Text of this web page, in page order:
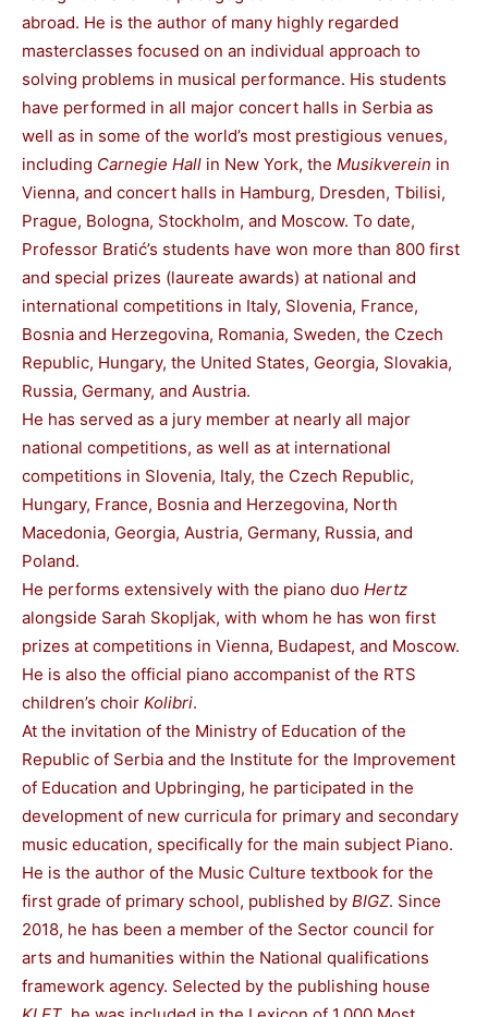
abroad. He is the author of many highly regarded
masterclasses focused on an individual approach to
solving problems in musical performance. His students
have performed in all major concert halls in Serbia as
well as in some of the world’s most prestigious venues,
including Carnegie Hall in New York, the Musikverein in
Vienna, and concert halls in Hamburg, Dresden, Tbilisi,
Prague, Bologna, Stockholm, and Moscow. To date,
Professor Bratić’s students have won more than 800 first
and special prizes (laureate awards) at national and
international competitions in Italy, Slovenia, France,
Bosnia and Herzegovina, Romania, Sweden, the Czech
Republic, Hungary, the United States, Georgia, Slovakia,
Russia, Germany, and Austria.
He has served as a jury member at nearly all major
national competitions, as well as at international
competitions in Slovenia, Italy, the Czech Republic,
Hungary, France, Bosnia and Herzegovina, North
Macedonia, Georgia, Austria, Germany, Russia, and
Poland.
He performs extensively with the piano duo Hertz
alongside Sarah Skopljak, with whom he has won first
prizes at competitions in Vienna, Budapest, and Moscow.
He is also the official piano accompanist of the RTS
children’s choir Kolibri.
At the invitation of the Ministry of Education of the
Republic of Serbia and the Institute for the Improvement
of Education and Upbringing, he participated in the
development of new curricula for primary and secondary
music education, specifically for the main subject Piano.
He is the author of the Music Culture textbook for the
first grade of primary school, published by BIGZ. Since
2018, he has been a member of the Sector council for
arts and humanities within the National qualifications
framework agency. Selected by the publishing house